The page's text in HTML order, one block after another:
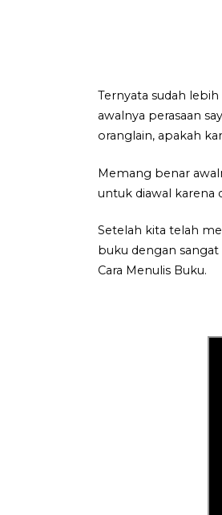
Ternyata sudah
awalnya perasaan
oranglain, apakah
Memang benar
untuk diawal karena
Setelah kita telah
buku dengan
Cara Menulis Buku.